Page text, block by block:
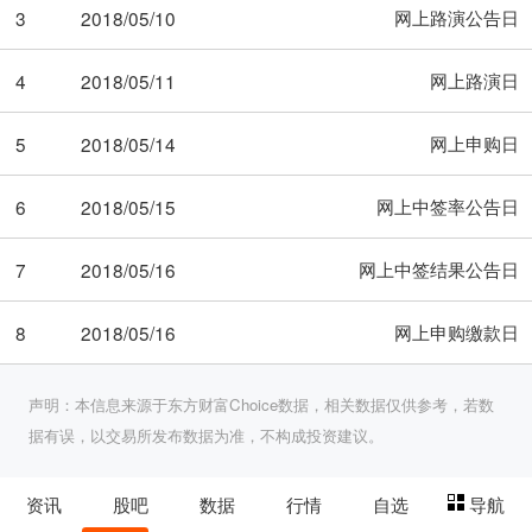
3 2018/05/10 网上路演公告日
4 2018/05/11 网上路演日
5 2018/05/14 网上申购日
6 2018/05/15 网上中签率公告日
7 2018/05/16 网上中签结果公告日
8 2018/05/16 网上申购缴款日
声明：本信息来源于东方财富Choice数据，相关数据仅供参考，若数
据有误，以交易所发布数据为准，不构成投资建议。
资讯 股吧 数据 行情 自选
导航